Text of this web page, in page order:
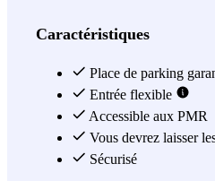
arrivée pour l'aéroport de Marseille-
plus brefs délais.Notez que si vous
minuit et 3h30 du matin, un
parking Ecolowpark. A votre retour,
atterrir avant minuit, et qui est
ne sera à régler.Ce parking vous
Caractéristiques
Place de parking
Entrée flexible
Accessible aux PMR
Vous devrez laisser
Sécurisé